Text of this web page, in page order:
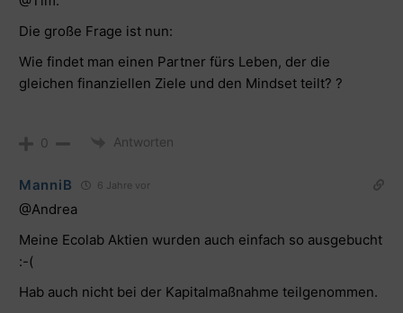
Die große Frage ist nun:
Wie findet man einen Partner fürs Leben, der die
gleichen finanziellen Ziele und den Mindset teilt? ?
0 Antworten
ManniB 6 Jahre vor
@Andrea
Meine Ecolab Aktien wurden auch einfach so ausgebucht
:-(
Hab auch nicht bei der Kapitalmaßnahme teilgenommen.